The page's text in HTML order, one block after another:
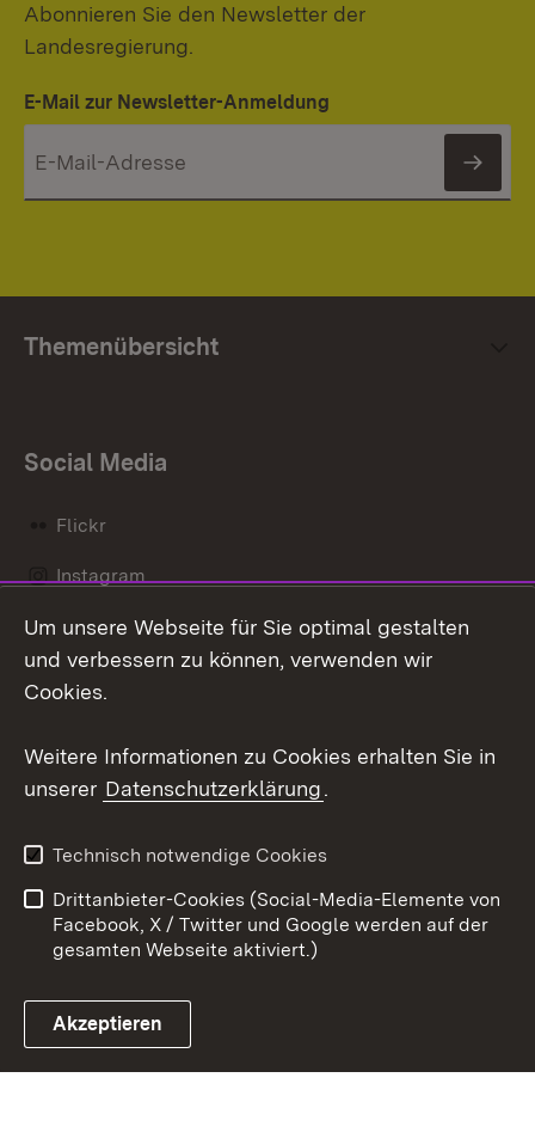
Abonnieren Sie den Newsletter der
Landesregierung.
E-Mail zur Newsletter-Anmeldung
Themenübersicht
Social Media
Flickr
Instagram
Social Wall
Link zum Landesportal
Barrierefreiheit
Benutzungshinweise
Impressum
Cookies
Um unsere Webseite für Sie optimal gestalten
und verbessern zu können, verwenden wir
Cookies.
Weitere Informationen zu Cookies erhalten Sie in
unserer Datenschutzerklärung.
Technisch notwendige Cookies
Drittanbieter-Cookies (Social-Media-Elemente von
Facebook, X / Twitter und Google werden auf der
gesamten Webseite aktiviert.)
Akzeptieren